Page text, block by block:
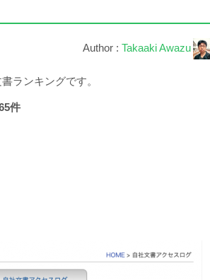
Author : Takaaki Awazu
ランキングです。
件